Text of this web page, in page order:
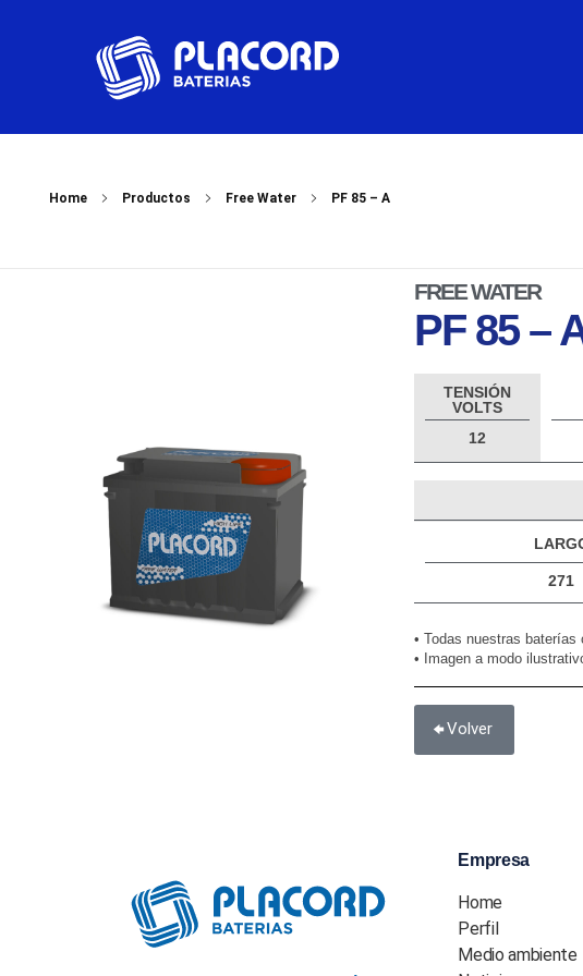
Home Productos Free Water PF 85 – A
FREE WATER
PF 85 –
TENSIÓN
VOLTS
12
271
• Todas nuestras
• Imagen a modo
Volver
Empresa
Home
Perfil
Medio ambiente